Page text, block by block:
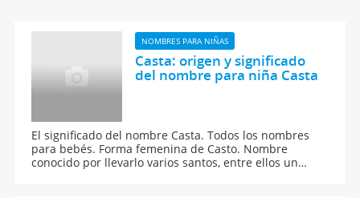
NOMBRES PARA NIÑAS
Casta: origen y significado
del nombre para niña Casta
El significado del nombre Casta. Todos los nombres
para bebés. Forma femenina de Casto. Nombre
conocido por llevarlo varios santos, entre ellos un